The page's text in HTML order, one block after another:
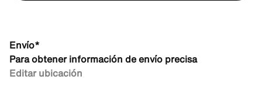
Envío*
Para obtener información de envío precisa
Editar ubicación